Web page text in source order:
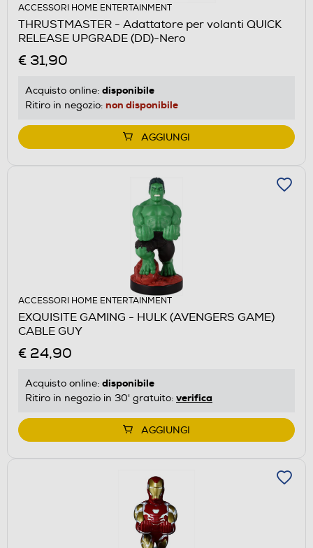
ACCESSORI HOME ENTERTAINMENT
THRUSTMASTER - Adattatore per volanti QUICK
RELEASE UPGRADE (DD)-Nero
€ 31,90
Acquisto online: disponibile
Ritiro in negozio: non disponibile
AGGIUNGI
ACCESSORI HOME ENTERTAINMENT
EXQUISITE GAMING - HULK (AVENGERS GAME)
CABLE GUY
€ 24,90
Acquisto online: disponibile
Ritiro in negozio in 30' gratuito: verifica
AGGIUNGI